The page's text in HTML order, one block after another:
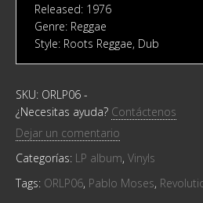
Released: 1976
Genre: Reggae
Style: Roots Reggae, Dub
SKU: ORLP06 -
¿Necesitas ayuda? Contáctenos
Dejar un comentario
Categorías: LP album, Vinyls
Tags: ORLP06, Pablo Moses,